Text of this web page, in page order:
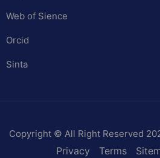
Web of Sience
Orcid
Sinta
Copyright © All Right Reserved
Privacy Terms